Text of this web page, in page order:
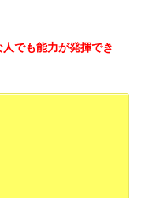
人でも能力が発揮でき